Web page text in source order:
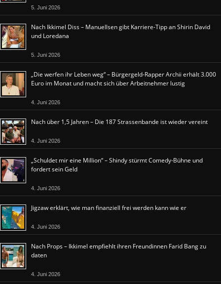
5. Juni 2026
Nach Ikkimel Diss – Manuellsen gibt Karriere-Tipp an Shirin David
und Loredana
5. Juni 2026
„Die werfen ihr Leben weg“ – Bürgergeld-Rapper Archii erhält 3.000
Euro im Monat und macht sich über Arbeitnehmer lustig
4. Juni 2026
Nach über 1,5 Jahren – Die 187 Strassenbande ist wieder vereint
4. Juni 2026
„Schuldet mir eine Million“ – Shindy stürmt Comedy-Bühne und
fordert sein Geld
4. Juni 2026
Jigzaw erklärt, wie man finanziell frei werden kann wie er
4. Juni 2026
Nach Props – Ikkimel empfiehlt ihren Freundinnen Farid Bang zu
daten
4. Juni 2026